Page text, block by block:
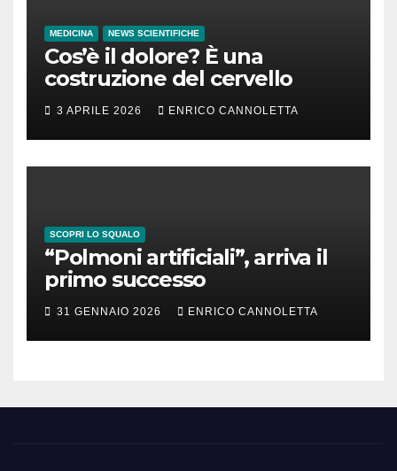
MEDICINA NEWS SCIENTIFICHE
Cos’è il dolore? È una
costruzione del cervello
3 APRILE 2026 ENRICO CANNOLETTA
SCOPRI LO SQUALO
“Polmoni artificiali”, arriva il
primo successo
31 GENNAIO 2026 ENRICO CANNOLETTA